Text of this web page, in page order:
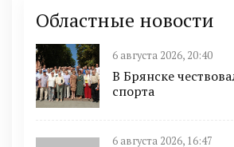
Областные новости
6 августа 2026, 20:40
В Брянске
спорта
6 августа 2026, 16:47